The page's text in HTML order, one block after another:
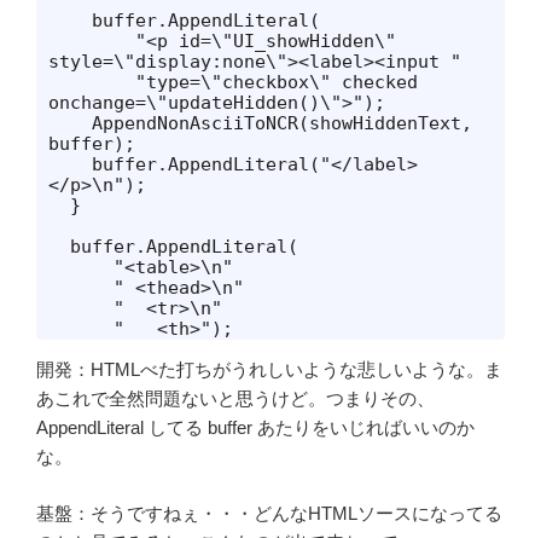
style=\"display:none\"><label><input "
onchange=\"updateHidden()\">");
buffer);
</p>\n");
      "   <th>");
開発：HTMLべた打ちがうれしいような悲しいような。ま
あこれで全然問題ないと思うけど。つまりその、
AppendLiteral してる buffer あたりをいじればいいのか
な。
基盤：そうですねぇ・・・どんなHTMLソースになってる